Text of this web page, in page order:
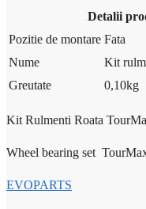
Detalii
Pozitie de montare Fata
Nume
Kit
Greutate
0,10kg
Kit Rulmenti Roata
Wheel bearing set
EVOPARTS